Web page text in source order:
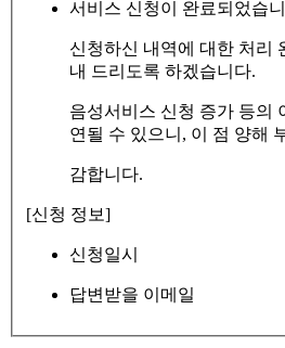
서비스 신청이 완료되었습
신청하신 내역에 대한 처리
내 드리도록 하겠습니다.
음성서비스 신청 증가 등의
연될 수 있으니, 이 점 양해
감합니다.
[신청 정보]
신청일시
답변받을 이메일